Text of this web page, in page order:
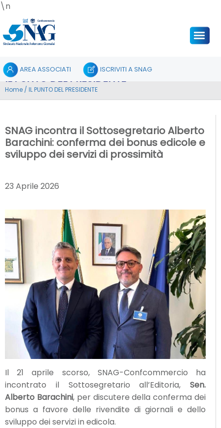
\n
AREA ASSOCIATI ISCRIVITI A SNAG
IL PUNTO DEL PRESIDENTE
Home / IL PUNTO DEL PRESIDENTE
SNAG incontra il Sottosegretario Alberto
Barachini: conferma dei bonus edicole e
sviluppo dei servizi di prossimità
23 Aprile 2026
Il 21 aprile scorso, SNAG-Confcommercio ha
incontrato il Sottosegretario all’Editoria, Sen.
Alberto Barachini, per discutere della conferma dei
bonus a favore delle rivendite di giornali e dello
sviluppo dei servizi in edicola.